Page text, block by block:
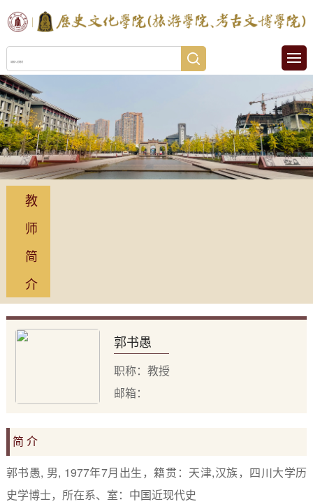
教
师
简
介
郭书愚
职称：教授
邮箱：
简 介
郭书愚, 男, 1977年7月出生，籍贯：天津,汉族，四川大学历
史学博士，所在系、室：中国近现代史